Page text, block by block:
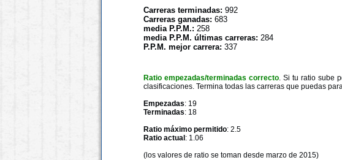
Carreras terminadas: 992
Carreras ganadas: 683
media P.P.M.: 258
media P.P.M. últimas carreras: 284
P.P.M. mejor carrera: 337
Ratio empezadas/terminadas correcto. Si tu ratio sube
clasificaciones. Termina todas las carreras que puedas
Empezadas: 19
Terminadas: 18
Ratio máximo permitido: 2.5
Ratio actual : 1.06
(los valores de ratio se toman desde marzo de 2015)